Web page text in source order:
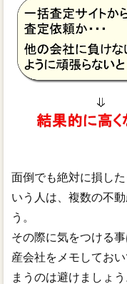
面倒でも絶対に損し
いう人は、複数の不
う。
その際に気をつける
産会社をメモしてお
まうのは避けましょう